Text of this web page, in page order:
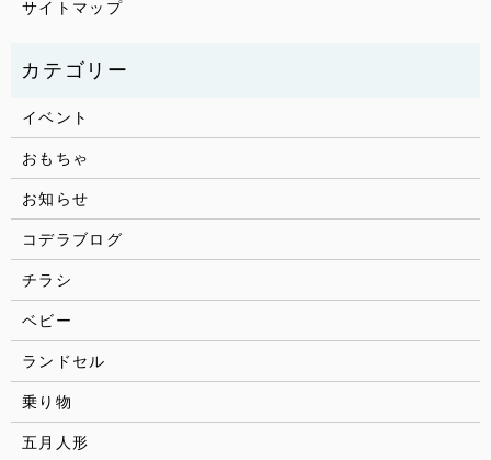
サイトマップ
イベント
おもちゃ
お知らせ
コデラブログ
チラシ
ベビー
ランドセル
乗り物
五月人形